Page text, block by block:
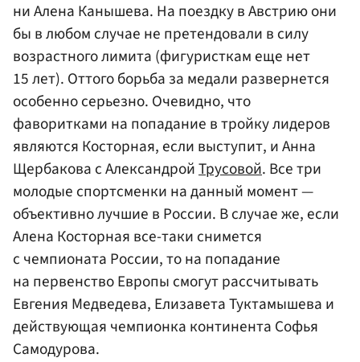
ни Алена Канышева. На поездку в Австрию они
бы в любом случае не претендовали в силу
возрастного лимита (фигуристкам еще нет
15 лет). Оттого борьба за медали развернется
особенно серьезно. Очевидно, что
фаворитками на попадание в тройку лидеров
являются Косторная, если выступит, и Анна
Щербакова с АлександройТрусовой. Все три
молодые спортсменки на данный момент —
объективно лучшие в России. В случае же, если
Алена Косторная все-таки снимется
с чемпионата России, то на попадание
на первенство Европы смогут рассчитывать
Евгения Медведева, Елизавета Туктамышева и
действующая чемпионка континента Софья
Самодурова.